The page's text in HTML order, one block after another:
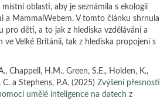
oblasti, aby je seznámila s ekologií
a MammalWebem. V tomto článku shrnula
pro děti, a to jak z hlediska vzdělávání a
ve Velké Británii, tak z hlediska propojení s
Chappell, H.M., Green, S.E., Holden, K.,
C. a Stephens, P.A. (2025) Zvýšení přesnosti
umělé inteligence na datech z